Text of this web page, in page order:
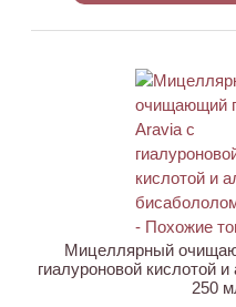
Мицеллярный
гиалуроновой кислотой
250